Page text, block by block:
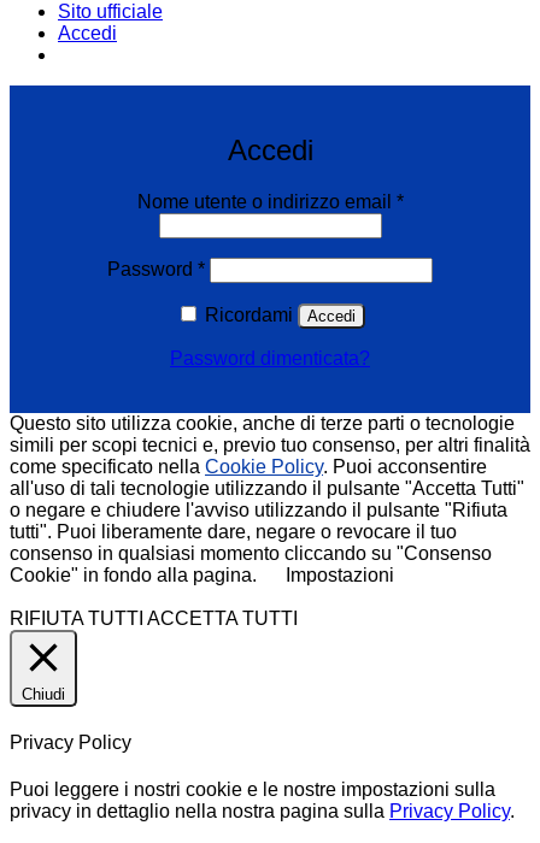
Sito ufficiale
Accedi
Accedi
Nome utente o indirizzo email *Richiesto
Password *Richiesto
Ricordami Accedi
Password dimenticata?
Questo sito utilizza cookie, anche di terze parti o tecnologie
simili per scopi tecnici e, previo tuo consenso, per altri finalità
come specificato nella Cookie Policy. Puoi acconsentire
all'uso di tali tecnologie utilizzando il pulsante "Accetta Tutti"
o negare e chiudere l'avviso utilizzando il pulsante "Rifiuta
tutti". Puoi liberamente dare, negare o revocare il tuo
consenso in qualsiasi momento cliccando su "Consenso
Cookie" in fondo alla pagina.
Impostazioni
RIFIUTA TUTTI ACCETTA TUTTI
Chiudi
Privacy Policy
Puoi leggere i nostri cookie e le nostre impostazioni sulla
privacy in dettaglio nella nostra pagina sulla Privacy Policy.